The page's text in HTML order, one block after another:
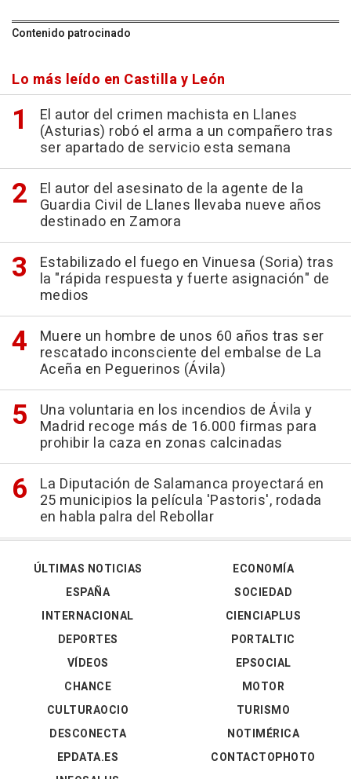
Contenido patrocinado
Lo más leído en Castilla y León
El autor del crimen machista en Llanes
(Asturias) robó el arma a un compañero tras
ser apartado de servicio esta semana
El autor del asesinato de la agente de la
Guardia Civil de Llanes llevaba nueve años
destinado en Zamora
Estabilizado el fuego en Vinuesa (Soria) tras
la "rápida respuesta y fuerte asignación" de
medios
Muere un hombre de unos 60 años tras ser
rescatado inconsciente del embalse de La
Aceña en Peguerinos (Ávila)
Una voluntaria en los incendios de Ávila y
Madrid recoge más de 16.000 firmas para
prohibir la caza en zonas calcinadas
La Diputación de Salamanca proyectará en
25 municipios la película 'Pastoris', rodada
en habla palra del Rebollar
ÚLTIMAS NOTICIAS
ESPAÑA
INTERNACIONAL
DEPORTES
VÍDEOS
ECONOMÍA
SOCIEDAD
CIENCIAPLUS
PORTALTIC
EPSOCIAL
CHANCE
CULTURAOCIO
DESCONECTA
EPDATA.ES
MOTOR
TURISMO
NOTIMÉRICA
CONTACTOPHOTO